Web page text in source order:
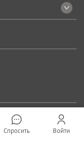
Спросить Войти